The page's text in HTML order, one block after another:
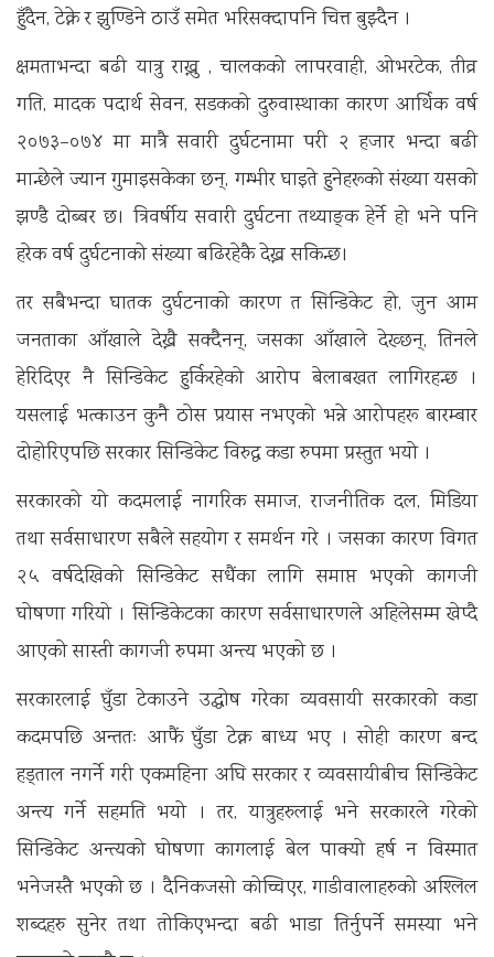
हुँदैन, टेक्ने र झुण्डिने ठाउँ समेत भरिसक्दापनि चित्त बुझ्दैन ।
क्षमताभन्दा बढी यात्रु राख्नु , चालकको लापरवाही, ओभरटेक, तीव्र
गति, मादक पदार्थ सेवन, सडकको दुरुवास्थाका कारण आर्थिक वर्ष
२०७३–०७४ मा मात्रै सवारी दुर्घटनामा परी २ हजार भन्दा बढी
मान्छेले ज्यान गुमाइसकेका छन्, गम्भीर घाइते हुनेहरूको संख्या यसको
झण्डै दोब्बर छ। त्रिवर्षीय सवारी दुर्घटना तथ्याङ्क हेर्ने हो भने पनि
हरेक वर्ष दुर्घटनाको संख्या बढिरहेकै देख्न सकिन्छ।
तर सबैभन्दा घातक दुर्घटनाको कारण त सिन्डिकेट हो, जुन आम
जनताका आँखाले देख्नै सक्दैनन्, जसका आँखाले देख्छन्, तिनले
हेरिदिएर नै सिन्डिकेट हुर्किरहेको आरोप बेलाबखत लागिरहन्छ ।
यसलाई भत्काउन कुनै ठोस प्रयास नभएको भन्ने आरोपहरू बारम्बार
दोहोरिएपछि सरकार सिन्डिकेट विरुद्ध कडा रुपमा प्रस्तुत भयो ।
सरकारको यो कदमलाई नागरिक समाज, राजनीतिक दल, मिडिया
तथा सर्वसाधारण सबैले सहयोग र समर्थन गरे । जसका कारण विगत
२५ वर्षदेखिको सिन्डिकेट सधैंका लागि समाप्त भएको कागजी
घोषणा गरियो । सिन्डिकेटका कारण सर्वसाधारणले अहिलेसम्म खेप्दै
आएको सास्ती कागजी रुपमा अन्त्य भएको छ ।
सरकारलाई घुँडा टेकाउने उद्घोष गरेका व्यवसायी सरकारको कडा
कदमपछि अन्ततः आफैं घुँडा टेक्न बाध्य भए । सोही कारण बन्द
हड्ताल नगर्ने गरी एकमहिना अघि सरकार र व्यवसायीबीच सिन्डिकेट
अन्त्य गर्ने सहमति भयो । तर, यात्रुहरुलाई भने सरकारले गरेको
सिन्डिकेट अन्त्यको घोषणा कागलाई बेल पाक्यो हर्ष न विस्मात
भनेजस्तै भएको छ । दैनिकजसो कोच्चिएर, गाडीवालाहरुको अश्लिल
शब्दहरु सुनेर तथा तोकिएभन्दा बढी भाडा तिर्नुपर्ने समस्या भने